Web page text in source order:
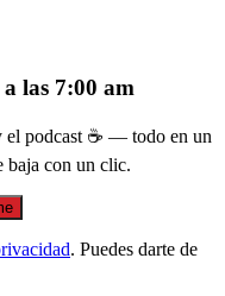
las 7:00 am
el podcast ☕ — todo en un
baja con un clic.
. Puedes darte de